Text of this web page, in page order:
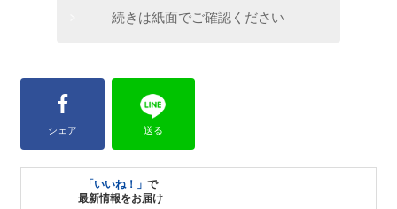
続きは紙面でご確認ください
シェア 送る
「いいね！」で
最新情報をお届け